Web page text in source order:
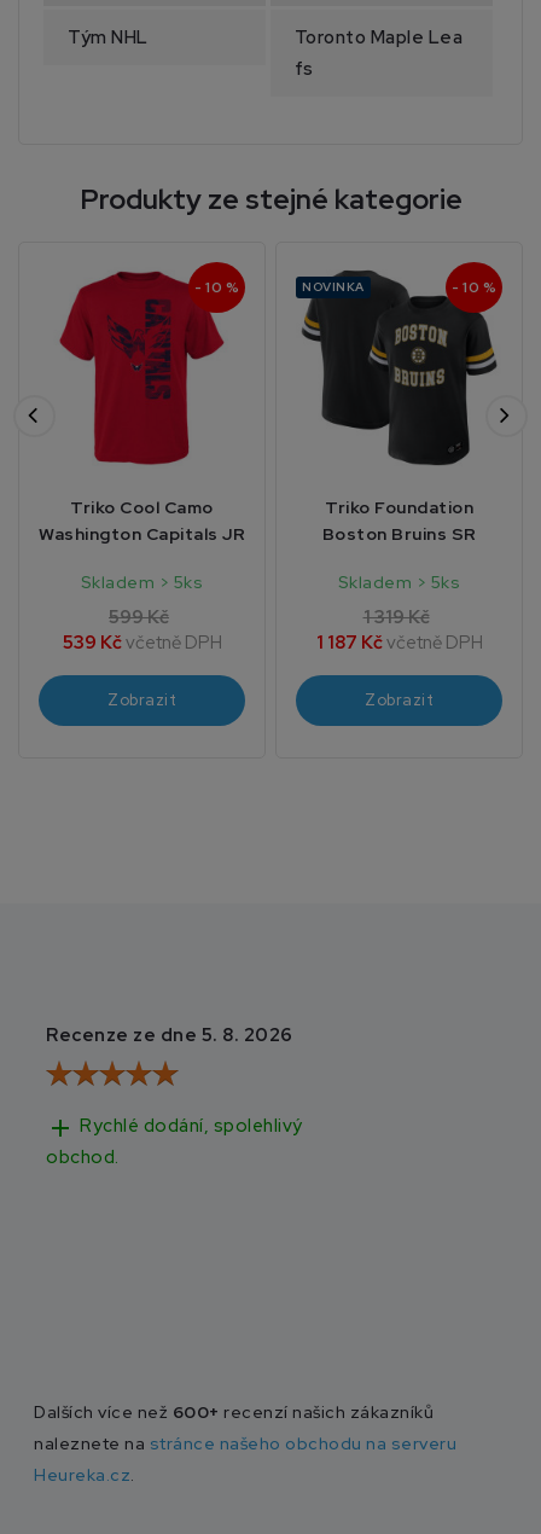
Tým NHL
Toronto Maple Lea
fs
Produkty ze stejné kategorie
- 10 %
Triko Cool Camo
Washington Capitals JR
Skladem > 5ks
599 Kč
539 Kčvčetně DPH
Zobrazit
NOVINKA - 10 %
Triko Foundation
Boston Bruins SR
Skladem > 5ks
1 319 Kč
1 187 Kčvčetně DPH
Zobrazit
Recenze ze dne 5. 8. 2026
add Rychlé dodání, spolehlivý
obchod.
Dalších více než 600+ recenzí našich zákazníků
naleznete na stránce našeho obchodu na serveru
Heureka.cz.